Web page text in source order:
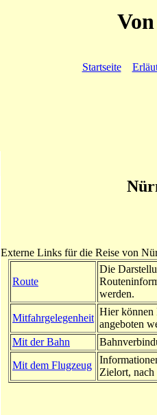
Startseite
Externe Links für die Reise von
Route
Die
werden.
Mitfahrgelegenheit
Hier können
angeboten
Mit der Bahn
Mit dem Flugzeug
Zielort, nach